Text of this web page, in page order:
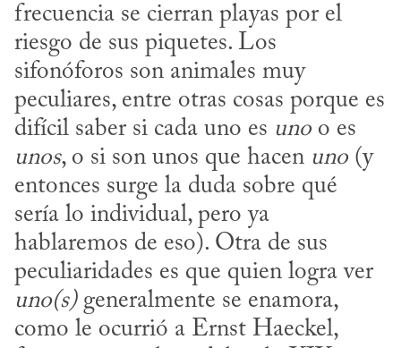
frecuencia se cierran playas por el
riesgo de sus piquetes. Los
sifonóforos son animales muy
peculiares, entre otras cosas porque es
difícil saber si cada uno es uno
unos, o si son unos que hacen uno (y
entonces surge la duda sobre qué
sería lo individual, pero ya
hablaremos de eso). Otra de sus
peculiaridades es que quien logra ver
uno(s) generalmente se enamora,
como le ocurrió a Ernst Haeckel,